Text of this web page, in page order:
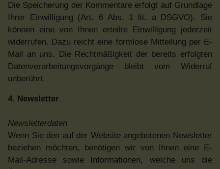
Die Speicherung der Kommentare erfolgt auf Grundlage
Ihrer Einwilligung (Art. 6 Abs. 1 lit. a DSGVO). Sie
können eine von Ihnen erteilte Einwilligung jederzeit
widerrufen. Dazu reicht eine formlose Mitteilung per E-
Mail an uns. Die Rechtmäßigkeit der bereits erfolgten
Datenverarbeitungsvorgänge bleibt vom Widerruf
unberührt.
4. Newsletter
Newsletterdaten
Wenn Sie den auf der Website angebotenen Newsletter
beziehen möchten, benötigen wir von Ihnen eine E-
Mail-Adresse sowie Informationen, welche uns die